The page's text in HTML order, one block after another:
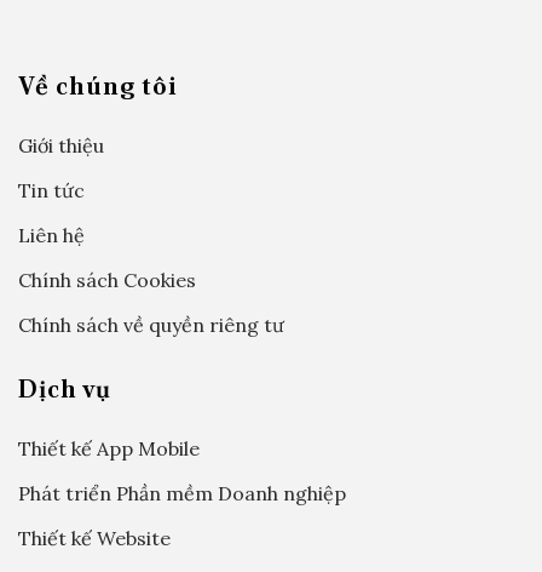
Về chúng tôi
Giới thiệu
Tin tức
Liên hệ
Chính sách Cookies
Chính sách về quyền riêng tư
Dịch vụ
Thiết kế App Mobile
Phát triển Phần mềm Doanh nghiệp
Thiết kế Website